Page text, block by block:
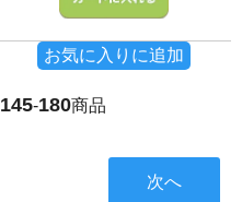
お気に入りに追加
145-180商品
次へ